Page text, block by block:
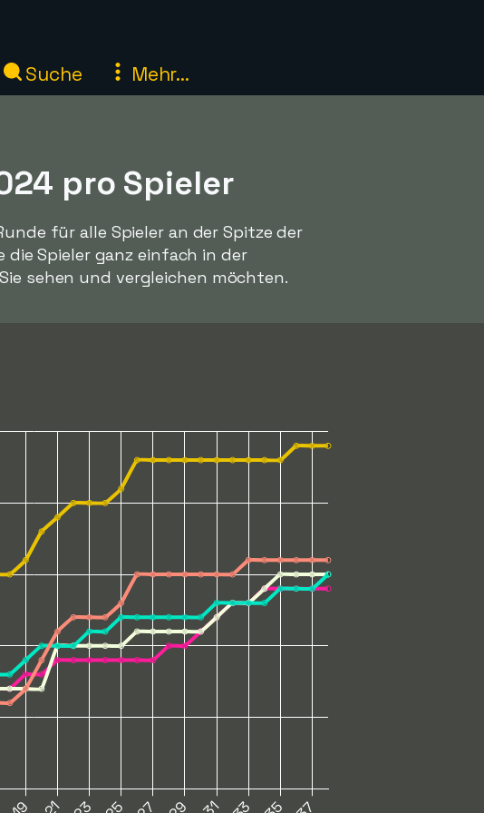
Suche Mehr...
pro Spieler
für alle Spieler an der Spitze der
die Spieler ganz einfach in der
sehen und vergleichen möchten.